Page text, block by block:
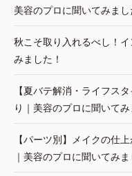
美容のプロに聞いてみまし
秋こそ取り入れるべし！
みました！
【夏バテ解消・ライフス
り｜美容のプロに聞いてみ
【パーツ別】メイクの仕
｜美容のプロに聞いてみま